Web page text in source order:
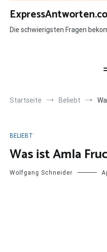
Zum
Inhalt
springen
Die schwierigsten Fragen
Startseite Beliebt
BELIEBT
Was ist Amla
Wolfgang Schneider